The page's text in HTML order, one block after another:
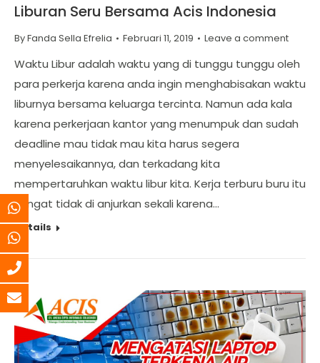
Liburan Seru Bersama Acis Indonesia
ByFanda Sella Efrelia Februari 11, 2019 Leave a comment
Waktu Libur adalah waktu yang di tunggu tunggu oleh
para perkerja karena anda ingin menghabisakan waktu
liburnya bersama keluarga tercinta. Namun ada kala
karena perkerjaan kantor yang menumpuk dan sudah
deadline mau tidak mau kita harus segera
menyelesaikannya, dan terkadang kita
mempertaruhkan waktu libur kita. Kerja terburu buru itu
sangat tidak di anjurkan sekali karena…
Details